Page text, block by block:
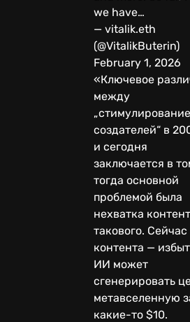
we have…
— vitalik.eth
(@VitalikButerin)
February 1, 2026
«Ключевое
между
создателей“ в
и сегодня
заключается в
тогда основной
проблемой была
нехватка
такового. Сейчас
контента —
ИИ может
сгенерировать
метавселенную
какие-то $10.